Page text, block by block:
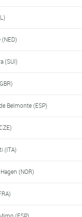
(NED)
(SUI)
Belmonte (ESP)
(ITA)
(NOR)
(ESP)